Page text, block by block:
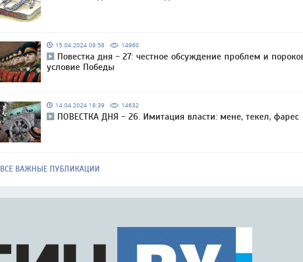
15.04.2024 09:58 14960
Повестка дня - 27: честное обсуждение проблем и
условие Победы
14.04.2024 18:39 14632
ПОВЕСТКА ДНЯ - 26. Имитация власти: мене, текел, фарес
ВСЕ ВАЖНЫЕ ПУБЛИКАЦИИ